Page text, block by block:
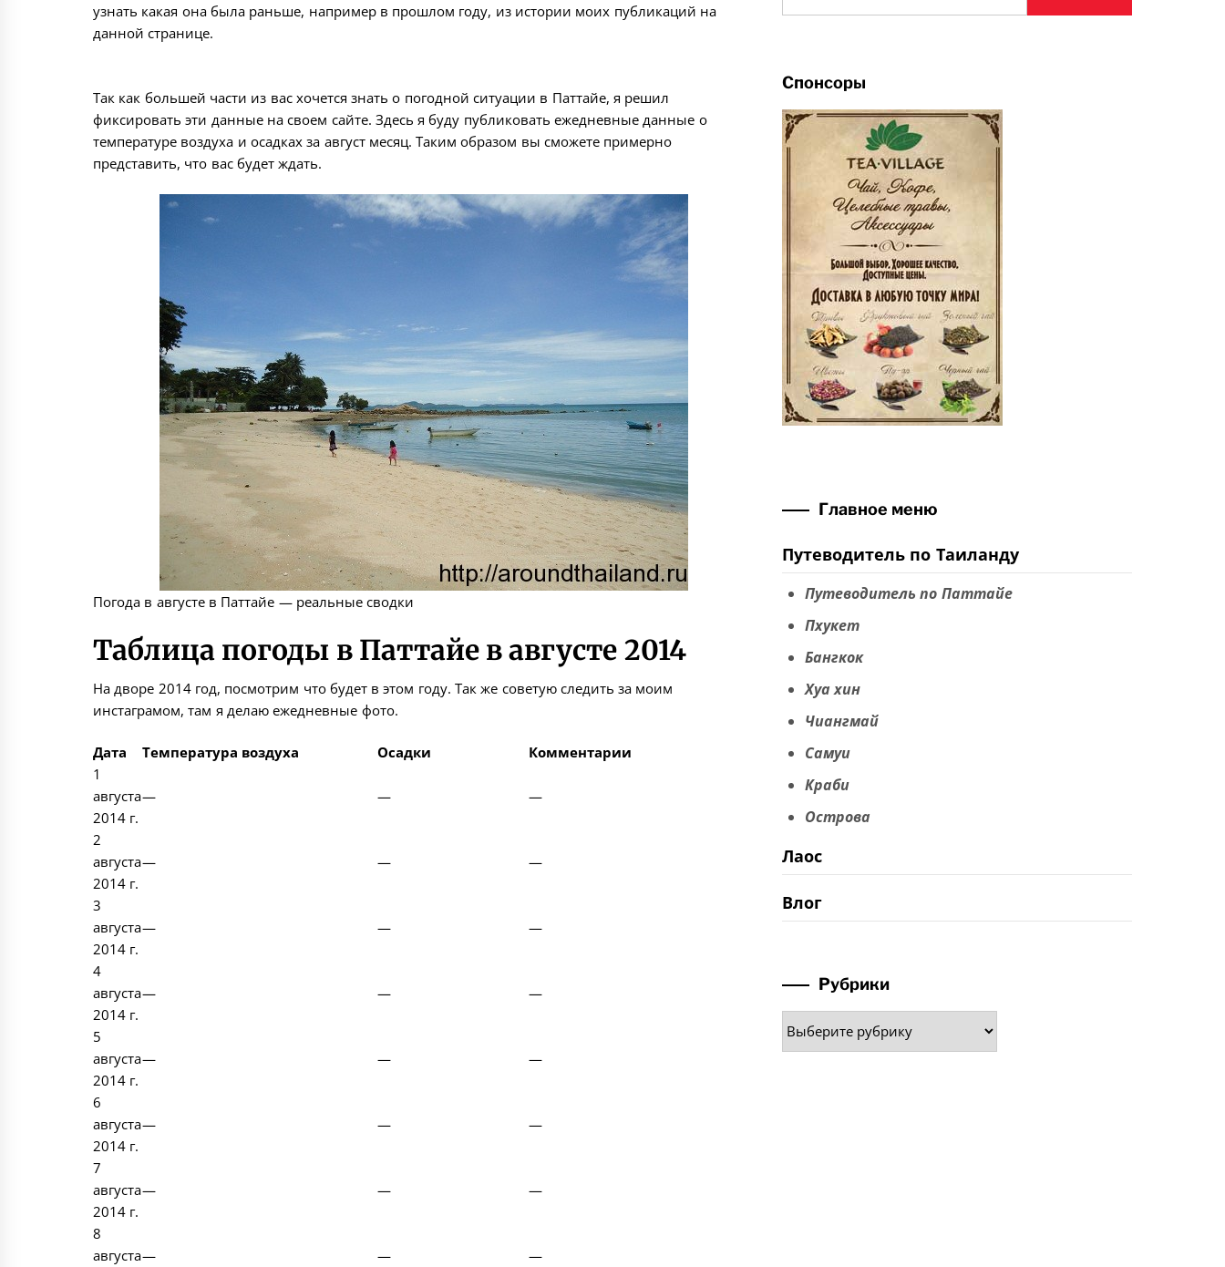
узнать какая она была раньше, например в прошлом году, из истории моих публикаций на
данной странице.
Так как большей части из вас хочется знать о погодной ситуации в Паттайе, я решил
фиксировать эти данные на своем сайте. Здесь я буду публиковать ежедневные данные о
температуре воздуха и осадках за август месяц. Таким образом вы сможете примерно
представить, что вас будет ждать.
Погода в августе в Паттайе — реальные сводки
Таблица погоды в Паттайе в августе 2014
На дворе 2014 год, посмотрим что будет в этом году. Так же советую следить за моим
инстаграмом, там я делаю ежедневные фото.
Дата Температура воздуха Осадки
Комментарии
1
августа
2014 г.
— — —
2
августа
2014 г.
— — —
3
августа
2014 г.
— — —
4
августа
2014 г.
— — —
5
августа
2014 г.
— — —
6
августа
2014 г.
— — —
7
августа
2014 г.
— — —
8
августа— — —
Спонсоры
Главное меню
Путеводитель по Таиланду
Путеводитель по Паттайе
Пхукет
Бангкок
Хуа хин
Чиангмай
Самуи
Краби
Острова
Лаос
Влог
Рубрики
Рубрики